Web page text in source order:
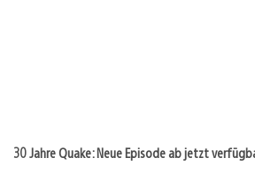
30 Jahre Quake: Neue Episode ab jetzt